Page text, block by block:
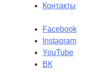
комменты
Контакты
Facebook
Instagram
YouTube
ВК